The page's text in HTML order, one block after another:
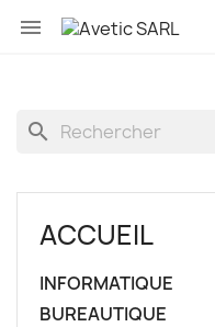

search
ACCUEIL
INFORMATIQUE
BUREAUTIQUE